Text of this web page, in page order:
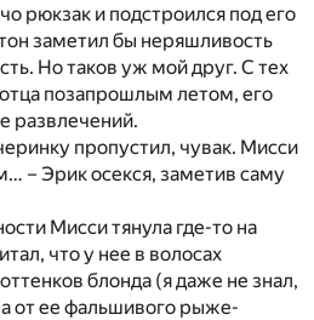
рюкзак и подстроился под его
заметил бы неряшливость
Но таков уж мой друг. С тех
позапрошлым летом, его
развлечений.
пропустил, чувак. Мисси
– Эрик осекся, заметив саму
Мисси тянула где-то на
что у нее в волосах
блонда (я даже не знал,
а от ее фальшивого рыже-